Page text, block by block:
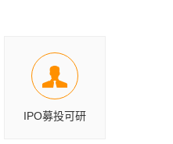
IPO募投可研